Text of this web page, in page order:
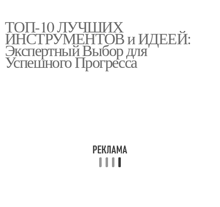
ТОП-10 ЛУЧШИХ
ИНСТРУМЕНТОВ и ИДЕЕЙ:
Экспертный Выбор для
Успешного Прогресса